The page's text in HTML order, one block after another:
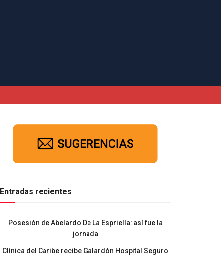
Entradas recientes
Posesión de Abelardo De La Espriella: así fue la
jornada
Clínica del Caribe recibe Galardón Hospital Seguro